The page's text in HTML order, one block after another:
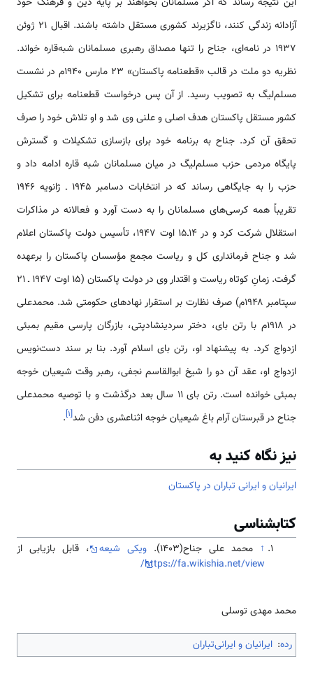
آزادانه‌ زندگی‌ کنند، ناگزیرند کشوری‌ مستقل‌ داشته‌ باشند. اقبال ۲۱ ژوئن‌
۱۹۳۷ در نامه‌ای‌، جناح‌ را تنها مصداق‌ رهبری‌ مسلمانان‌ شبه‌قاره‌ خواند.
نظریه دو ملت‌ در قالب‌ «قطعنامه پاکستان» ۲۳ مارس‌ ۱۹۴۰م در نشست‌
مسلم‌لیگ‌ به‌ تصویب‌ رسید. از آن‌ پس‌ درخواست‌ قطعنامه‌ برای‌ تشکیل‌
کشور مستقل‌ پاکستان‌ هدف‌ اصلی‌ و علنی‌ وی‌ شد و او تلاش‌ خود را صرف‌
تحقق‌ آن‌ کرد. جناح به‌ برنامه خود برای‌ بازسازی‌ تشکیلات‌ و گسترش‌
پایگاه‌ مردمی‌ حزب‌ مسلم‌لیگ‌ در میان‌ مسلمانان‌ شبه ‌قاره‌ ادامه‌ داد و
حزب‌ را به‌ جایگاهی‌ رساند که‌ در انتخابات‌ دسامبر ۱۹۴۵ ـ ژانویه ۱۹۴۶
تقریباً همه کرسی‌های‌ مسلمانان‌ را به‌ دست‌ آورد و فعالانه‌ در مذاکرات‌
استقلال‌ شرکت‌ کرد و در ۱۴ـ۱۵ اوت‌ ۱۹۴۷، تأسیس‌ دولت‌ پاکستان اعلام‌
شد و جناح‌ فرمانداری‌ کل‌ و ریاست‌ مجمع‌ مؤسسان‌ پاکستان‌ را برعهده‌
گرفت‌. زمانِ کوتاه‌ ریاست‌ و اقتدار وی‌ در دولت‌ پاکستان‌ (۱۵ اوت‌ ۱۹۴۷ ـ ۲۱
سپتامبر ۱۹۴۸م) صرف‌ نظارت‌ بر استقرار نهادهای‌ حکومتی‌ شد. محمدعلی
در ۱۹۱۸م با رتن بای، دختر سردینشادپتی، بازرگان پارسی مقیم بمبئی
ازدواج کرد. به پیشنهاد او، رتن بای اسلام آورد. بنا بر سند دست‌نویس
ازدواج او، عقد آن دو را شیخ ابوالقاسم نجفی، رهبر وقت شیعیان خوجه
بمبئی خوانده است. رتن بای ۱۱ سال بعد درگذشت و با توصیه محمدعلی
جناح در قبرستان آرام باغ شیعیان خوجه اثناعشری دفن شد[۱]
.
نیز نگاه کنید به
ایرانیان و ایرانی تباران در پاکستان
کتابشناسی
↑ محمد علی جناح(1403). ویکی شیعه
، قابل بازیابی از
https://fa.wikishia.net/view/
محمد مهدی توسلی
رده: ایرانیان و ایرانی‌تباران